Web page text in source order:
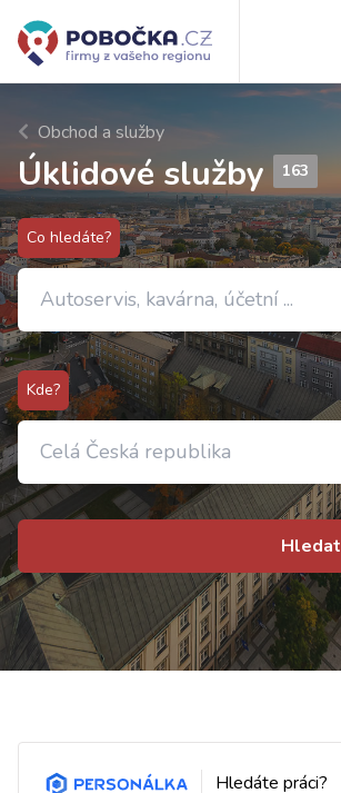
Obchod a služby
Úklidové služby 163
Co hledáte?
Kde?
Hledat
Hledáte práci?